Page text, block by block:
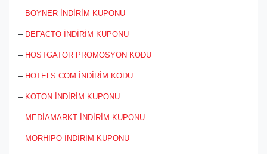
– BOYNER İNDİRİM KUPONU
– DEFACTO İNDİRİM KUPONU
– HOSTGATOR PROMOSYON KODU
– HOTELS.COM İNDİRİM KODU
– KOTON İNDİRİM KUPONU
– MEDİAMARKT İNDİRİM KUPONU
– MORHİPO İNDİRİM KUPONU